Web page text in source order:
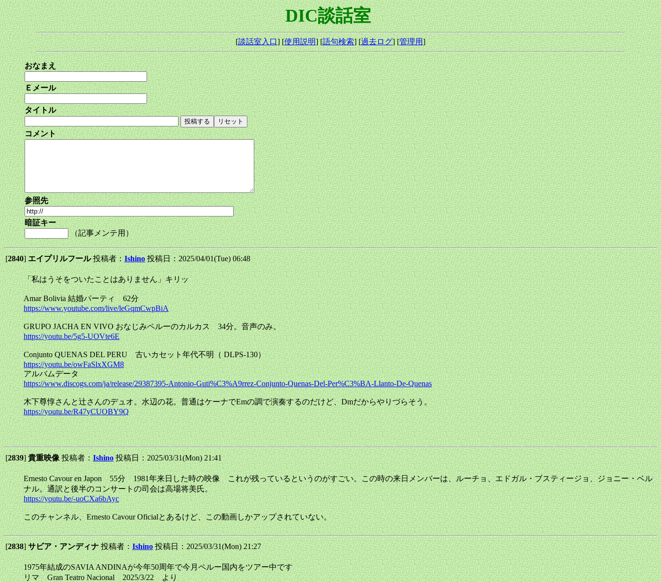
DIC談話室
[談話室入口] [使用説明] [語句検索] [過去ログ] [管理用]
おなまえ
Ｅメール
タイトル
コメント
参照先
暗証キー
（記事メンテ用）
[2840]エイプリルフール投稿者：Ishino 投稿日：2025/04/01(Tue) 06:48
「私はうそをついたことはありません」キリッ
Amar Bolivia 結婚パーティ 62分
https://www.youtube.com/live/leGqmCwpBiA
GRUPO JACHA EN VIVO おなじみペルーのカルカス 34分。音声のみ。
https://youtu.be/5g5-UOVte6E
Conjunto QUENAS DEL PERU 古いカセット年代不明（ DLPS-130）
https://youtu.be/owFaSlxXGM8
アルバムデータ
https://www.discogs.com/ja/release/29387395-Antonio-Guti%C3%A9rrez-Conjunto-Quenas-Del-Per%C3%BA-Llanto-De-Quenas
木下尊惇さんと辻さんのデュオ。水辺の花。普通はケーナでEmの調で演奏するのだけど、Dmだからやりづらそう。
https://youtu.be/R47yCUOBY9Q
[2839]貴重映像投稿者：Ishino 投稿日：2025/03/31(Mon) 21:41
Ernesto Cavour en Japon 55分 1981年来日した時の映像 これが残っているというのがすごい。この時の来日メンバーは、ルーチョ、エドガル・ブスティージョ、ジョニー・ベル
ナル。通訳と後半のコンサートの司会は高場将美氏。
https://youtu.be/-uoCXa6bAyc
このチャンネル、Ernesto Cavour Oficialとあるけど、この動画しかアップされていない。
[2838]サビア・アンディナ投稿者：Ishino 投稿日：2025/03/31(Mon) 21:27
1975年結成のSAVIA ANDINAが今年50周年で今月ペルー国内をツアー中です
リマ Gran Teatro Nacional 2025/3/22 より